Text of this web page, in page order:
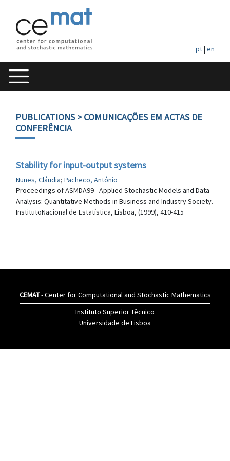
pt| en
PUBLICATIONS> COMUNICAÇÕES EM ACTAS DE
CONFERÊNCIA
Stability for input-output systems
Nunes, Cláudia; Pacheco, António
Proceedings of ASMDA99 - Applied Stochastic Models and Data
Analysis: Quantitative Methods in Business and Industry Society.
InstitutoNacional de Estatística, Lisboa, (1999), 410-415
CEMAT- Center for Computational and Stochastic Mathematics
Instituto Superior Têcnico
Universidade de Lisboa